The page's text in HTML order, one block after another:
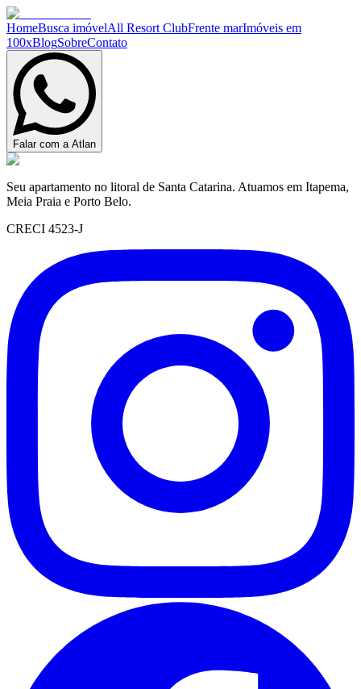
HomeBusca imóvelAll Resort ClubFrente marImóveis em
100xBlogSobreContato
Falar com a Atlan
Seu apartamento no litoral de Santa Catarina. Atuamos em Itapema,
Meia Praia e Porto Belo.
CRECI 4523-J